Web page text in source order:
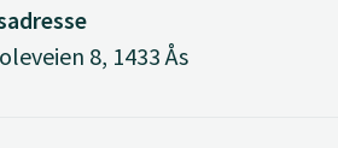
8, 1433 Ås